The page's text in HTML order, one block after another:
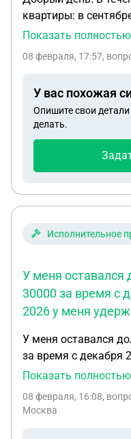
квартиры: в
(в собственности
квартиру площадью
стоимость двух
2мя детьми - имеем
применить льготу
Показать полностью
08 февраля, 17:57,
У вас похожая
Опишите свои
делать.
Исполнительное
У меня оставался
30000 за время с
2026 у меня
У меня оставался
за время с декабря
удержали около
копейки гасятся и
Показать полностью
08 февраля, 16:08,
Москва